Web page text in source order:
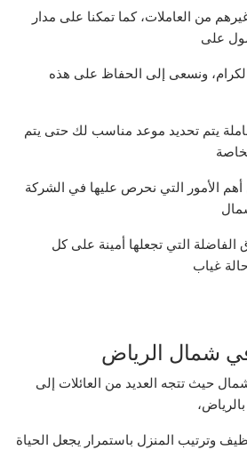
من العاملات، كما تمكنا على مدار
على
الكرام، ونسعى إلى الحفاظ على هذه
يتم تحديد موعد مناسب لك حتى يتم
أهم الأمور التي نحرص عليها في الشركة
الفاضلة التي تجعلها أمينة على كل
غياب
شمال الرياض
حيث تتجه العديد من العائلات إلى
وترتيب المنزل باستمرار يجعل الحياة